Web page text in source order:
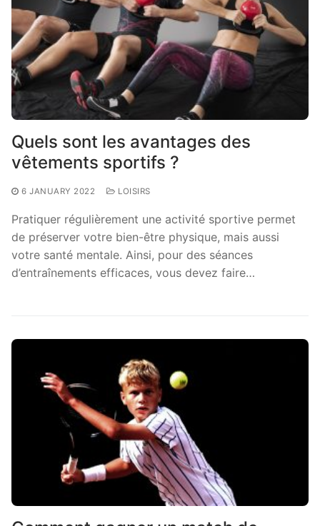
Quels sont les avantages des
vêtements sportifs ?
6 JANUARY 2022 LOISIRS
Pratiquer régulièrement une activité sportive permet
de préserver votre bien-être physique, mais aussi
votre santé mentale. Ainsi, pour des séances
d’entraînements efficaces, vous devez faire…